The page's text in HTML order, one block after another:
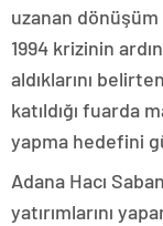
uzanan
1994 krizinin
aldıklarını
katıldığı fuarda
yapma hedefini
Adana Hacı
yatırımlarını